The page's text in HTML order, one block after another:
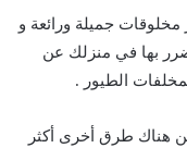
مخلوقات جميلة ورائعة و
بها في منزلك عن
الطيور .
هناك طرق أخرى أكثر